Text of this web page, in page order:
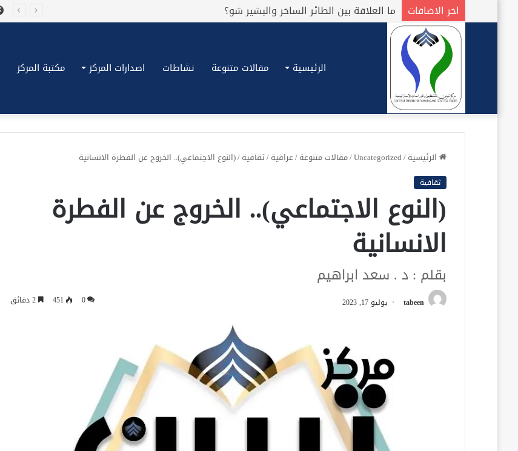
اخر الاضافات بين الملاعب والمجالس
الرئيسية مقالات متنوعة نشاطات اصدارات المركز مكتبة المركز
الرئيسية/
Uncategorized
/مقالات متنوعة/عراقية/ثقافية/(النوع الاجتماعي).. الخروج عن الفطرة الانسانية
ثقافية
(النوع الاجتماعي).. الخروج عن الفطرة
الانسانية
بقلم : د . سعد ابراهيم
tabeen يوليو 17, 2023 0
451 2 دقائق